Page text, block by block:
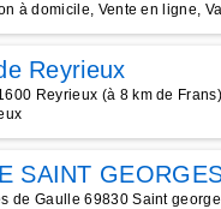
à domicile, Vente en ligne,
Reyrieux
Reyrieux (à 8 km de Frans)
SAINT
de Gaulle 69830 Saint